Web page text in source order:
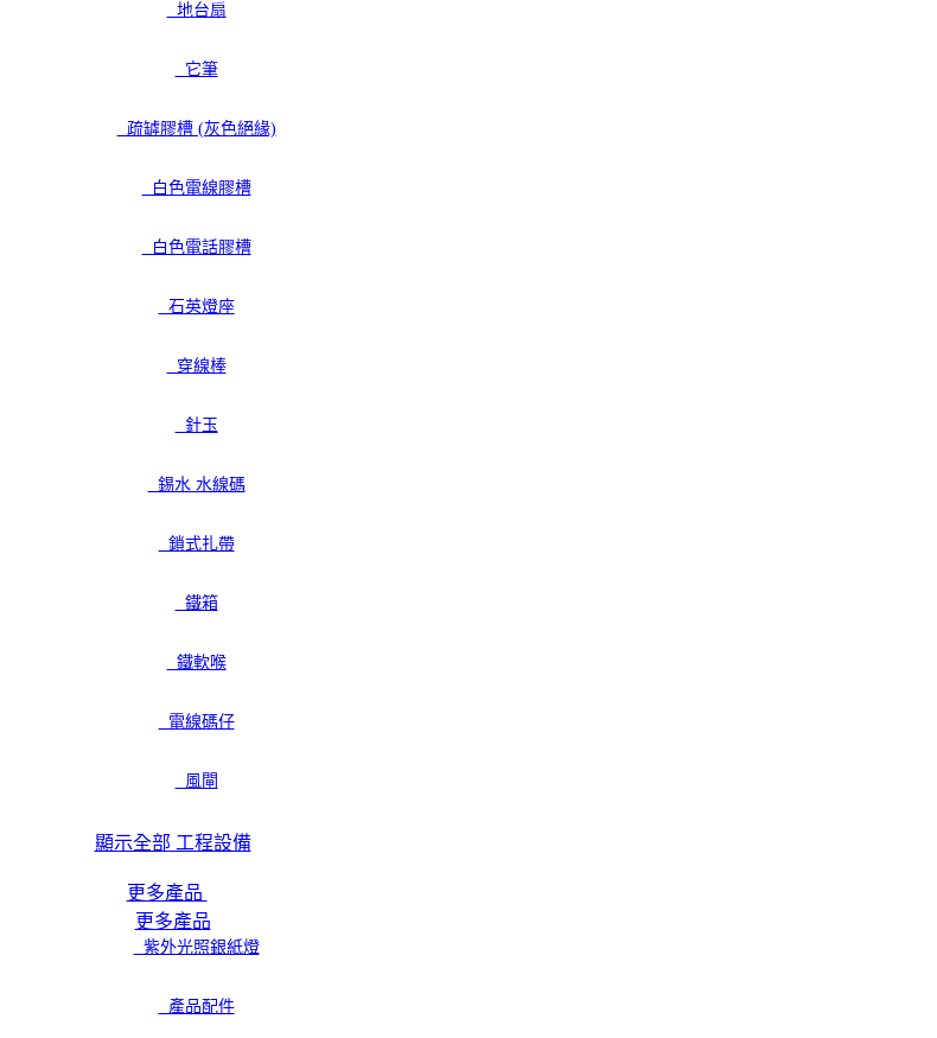
地台扇
它筆
疏罅膠槽 (灰色絕緣)
白色電線膠槽
白色電話膠槽
石英燈座
穿線棒
針玉
錫水 水線碼
鎖式扎帶
鐵箱
鐵軟喉
電線碼仔
風閘
顯示全部 工程設備
更多產品
更多產品
紫外光照銀紙燈
產品配件